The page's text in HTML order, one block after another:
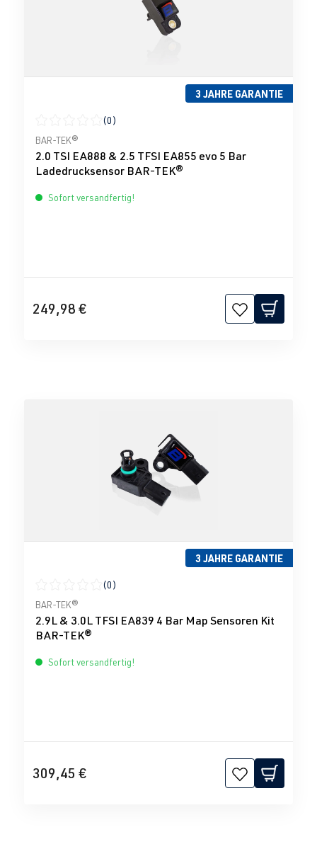
3 JAHRE GARANTIE
Durchschnittliche Bewertung von 0 von 5 Sternen
(0)
BAR-TEK®
2.0 TSI EA888 & 2.5 TFSI EA855 evo 5 Bar
Ladedrucksensor BAR-TEK®
Sofort versandfertig!
249,98 €
3 JAHRE GARANTIE
Durchschnittliche Bewertung von 0 von 5 Sternen
(0)
BAR-TEK®
2.9L & 3.0L TFSI EA839 4 Bar Map Sensoren Kit
BAR-TEK®
Sofort versandfertig!
309,45 €